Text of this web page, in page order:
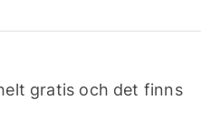
gratis och det finns